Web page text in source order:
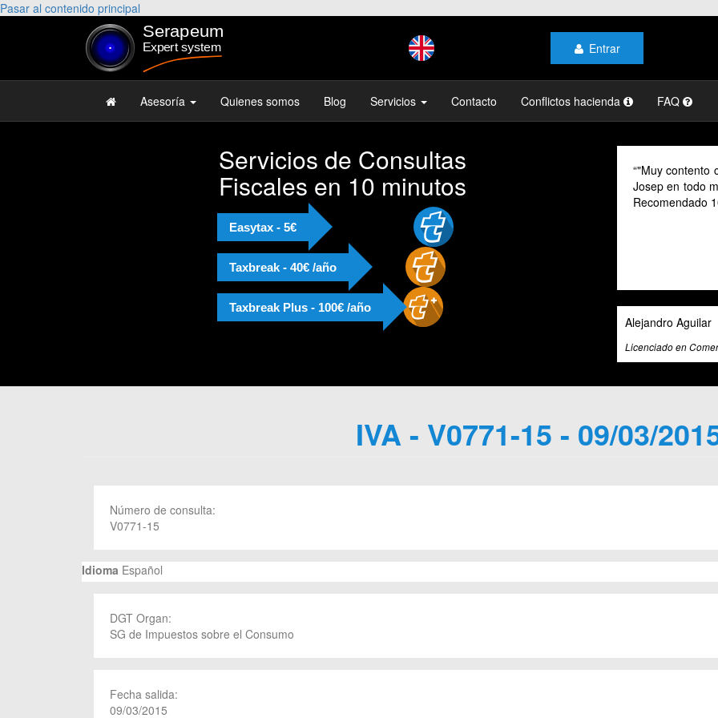
Pasar al contenido principal
Entrar
Asesoría Quienes somos Blog Servicios Contacto Conflictos hacienda FAQ
Servicios de Consultas
Fiscales en 10 minutos
Easytax - 5€
Taxbreak - 40€ /año
Taxbreak Plus - 100€ /año
"Muy contento con el
Josep en todo momento,
Recomendado 100% "
Alejandro Aguilar
Licenciado en Comercio
IVA - V0771-15 - 09/03/
Número de consulta:
V0771-15
Idioma Español
DGT Organ:
SG de Impuestos sobre el Consumo
Fecha salida:
09/03/2015